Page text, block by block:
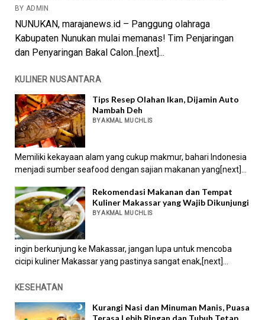
BY ADMIN
NUNUKAN, marajanews.id – Panggung olahraga
Kabupaten Nunukan mulai memanas! Tim Penjaringan
dan Penyaringan Bakal Calon..[next]...
KULINER NUSANTARA
Tips Resep Olahan Ikan, Dijamin Auto
Nambah Deh
BY AKMAL MUCHLIS
Memiliki kekayaan alam yang cukup makmur, bahari Indonesia
menjadi sumber seafood dengan sajian makanan yang[next]...
Rekomendasi Makanan dan Tempat
Kuliner Makassar yang Wajib Dikunjungi
BY AKMAL MUCHLIS
ingin berkunjung ke Makassar, jangan lupa untuk mencoba
cicipi kuliner Makassar yang pastinya sangat enak,[next]...
KESEHATAN
Kurangi Nasi dan Minuman Manis, Puasa
Terasa Lebih Ringan dan Tubuh Tetap